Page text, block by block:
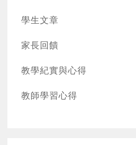
學生文章
家長回饋
教學紀實與心得
教師學習心得